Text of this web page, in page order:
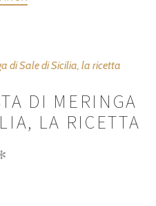
DI MERINGA
LA RICETTA